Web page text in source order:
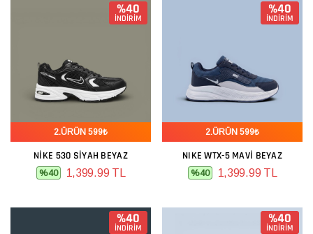
%40
İNDİRİM
2.ÜRÜN 599₺
NIKE 530 SIYAH BEYAZ
%40 1,399.99 TL
%40
İNDİRİM
2.ÜRÜN 599₺
NIKE WTX-5 MAVI BEYAZ
%40 1,399.99 TL
%40
İNDİRİM
%40
İNDİRİM